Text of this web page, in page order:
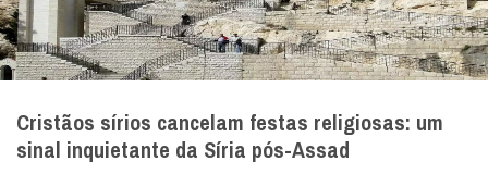
Cristãos sírios cancelam festas religiosas: um
sinal inquietante da Síria pós-Assad